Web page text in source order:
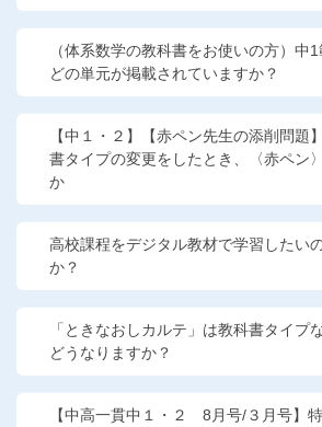
（体系数学の教科書をお使いの方）中
どの単元が掲載されていますか？
【中１・２】【赤ペン先生の添削問題
書タイプの変更をしたとき、〈赤ペン
か
高校課程をデジタル教材で学習したい
か？
「ときなおしカルテ」は教科書タイプ
どうなりますか？
【中高一貫中１・２ 8月号/３月号】